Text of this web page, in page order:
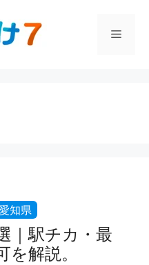
メ
｜駅チカ・最
解説。